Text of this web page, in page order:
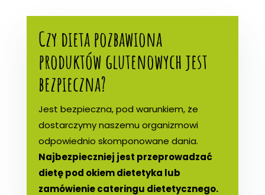
Czy dieta pozbawiona
produktów glutenowych jest
bezpieczna?
Jest bezpieczna, pod warunkiem, że
dostarczymy naszemu organizmowi
odpowiednio skomponowane dania.
Najbezpieczniej jest przeprowadzać
dietę pod okiem dietetyka lub
zamówienie cateringu dietetycznego.